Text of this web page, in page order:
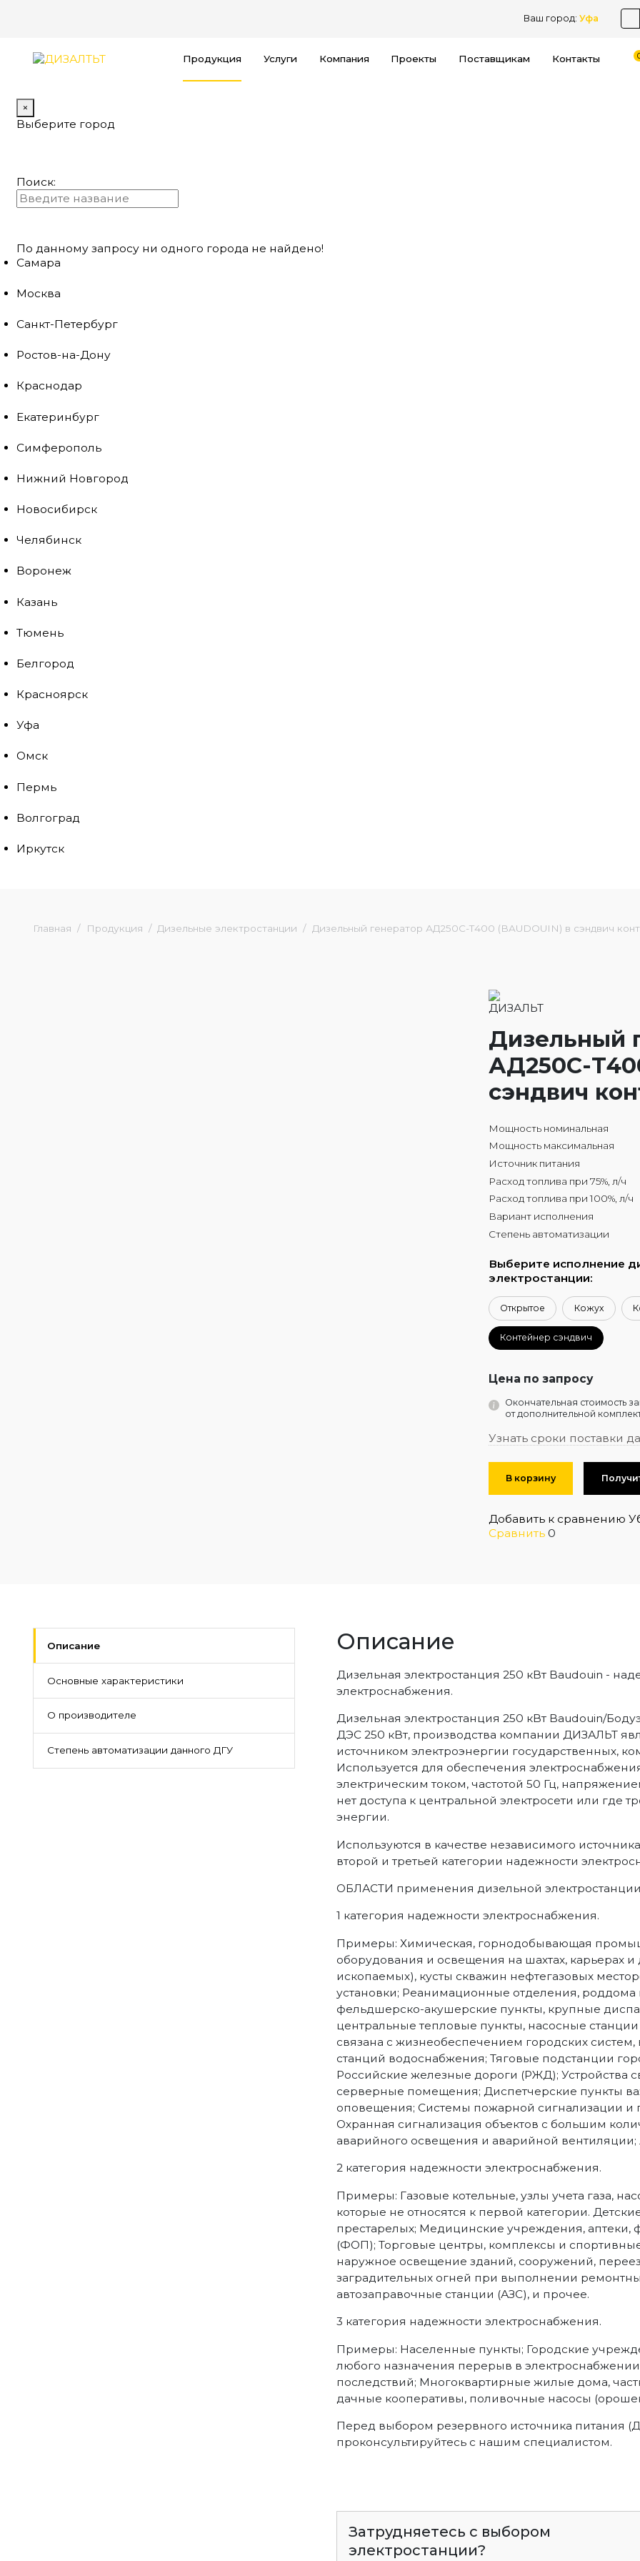
Ваш город: Уфа
Продукция Услуги Компания Проекты Поставщикам Контакты
×
Выберите город
Поиск:
По данному запросу ни одного города не найдено!
Самара
Москва
Санкт-Петербург
Ростов-на-Дону
Краснодар
Екатеринбург
Симферополь
Нижний Новгород
Новосибирск
Челябинск
Воронеж
Казань
Тюмень
Белгород
Красноярск
Уфа
Омск
Пермь
Волгоград
Иркутск
Главная Продукция Дизельные электростанции Дизельный генератор АД250С-Т400 (BAUDOUIN) в сэндвич
Дизельный
АД250С-
сэндвич
Мощность номинальная
Мощность максимальная
Источник питания
Расход топлива при 75%, л/ч
Расход топлива при 100%, л/ч
Вариант исполнения
Степень автоматизации
Выберите исполнение
электростанции:
Открытое Кожух
Контейнер сэндвич
Цена по запросу
Окончательная стоимость
от дополнительной
Узнать сроки поставки
В корзину
Добавить к сравнению
Сравнить 0
Описание
Основные характеристики
О производителе
Степень автоматизации данного ДГУ
Описание
Дизельная электростанция 250 кВт Baudouin -
электроснабжения.
Дизельная электростанция 250 кВт Baudouin/
ДЭС 250 кВт, производства компании ДИЗАЛЬТ
источником электроэнергии государственных,
Используется для обеспечения
электрическим током, частотой 50 Гц,
нет доступа к центральной электросети или где
энергии.
Используются в качестве независимого
второй и третьей категории надежности
ОБЛАСТИ применения дизельной электростанции
1 категория надежности электроснабжения.
Примеры: Химическая, горнодобывающая
оборудования и освещения на шахтах, карьерах
ископаемых), кусты скважин нефтегазовых
установки; Реанимационные отделения,
фельдшерско-акушерские пункты, крупные
центральные тепловые пункты, насосные
связана с жизнеобеспечением городских
станций водоснабжения; Тяговые подстанции
Российские железные дороги (РЖД); Устройства
серверные помещения; Диспетчерские пункты
оповещения; Системы пожарной сигнализации и
Охранная сигнализация объектов с большим
аварийного освещения и аварийной
2 категория надежности электроснабжения.
Примеры: Газовые котельные, узлы учета газа,
которые не относятся к первой категории.
престарелых; Медицинские учреждения, аптеки,
(ФОП); Торговые центры, комплексы и
наружное освещение зданий, сооружений,
заградительных огней при выполнении
автозаправочные станции (АЗС), и прочее.
3 категория надежности электроснабжения.
Примеры: Населенные пункты; Городские
любого назначения перерыв в электроснабжении
последствий; Многоквартирные жилые дома,
дачные кооперативы, поливочные насосы
Перед выбором резервного источника питания
проконсультируйтесь с нашим специалистом.
Затрудняетесь с выбором
электростанции?